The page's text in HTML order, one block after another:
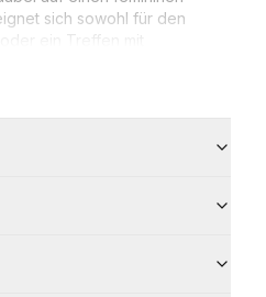
sich sowohl für den
ein Treffen mit